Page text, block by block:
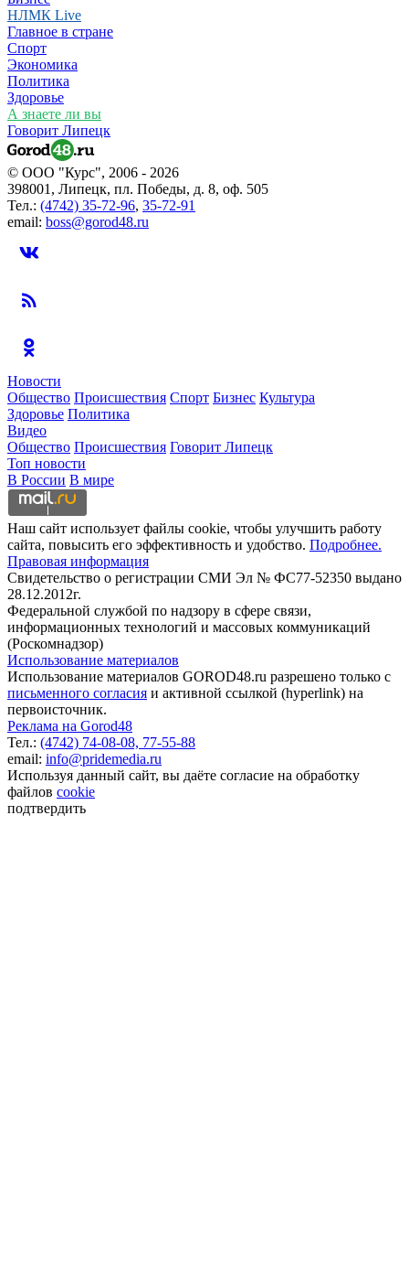
НЛМК Live
Главное в стране
Спорт
Экономика
Политика
Здоровье
А знаете ли вы
Говорит Липецк
© ООО "Курс", 2006 - 2026
398001, Липецк, пл. Победы, д. 8, оф. 505
Тел.: (4742) 35-72-96, 35-72-91
email: boss@gorod48.ru
Новости
Общество Происшествия Спорт Бизнес Культура
Здоровье Политика
Видео
Общество Происшествия Говорит Липецк
Топ новости
В России В мире
Наш сайт использует файлы cookie, чтобы улучшить работу
сайта, повысить его эффективность и удобство. Подробнее.
Правовая информация
Свидетельство о регистрации СМИ Эл № ФС77-52350 выдано
28.12.2012г.
Федеральной службой по надзору в сфере связи,
информационных технологий и массовых коммуникаций
(Роскомнадзор)
Использование материалов
Использование материалов GOROD48.ru разрешено только с
письменного согласия и активной ссылкой (hyperlink) на
первоисточник.
Реклама на Gorod48
Тел.: (4742) 74-08-08, 77-55-88
email: info@pridemedia.ru
Используя данный сайт, вы даёте согласие на обработку
файлов cookie
подтвердить